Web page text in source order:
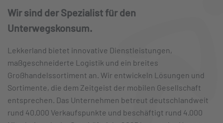
Wir sind der Spezialist für den
Unterwegskonsum.
Lekkerland bietet innovative Dienstleistungen,
maßgeschneiderte Logistik und ein breites
Großhandelssortiment an. Wir entwickeln Lösungen und
Sortimente, die dem Zeitgeist der mobilen Gesellschaft
entsprechen. Das Unternehmen betreut deutschlandweit
rund 40.000 Verkaufspunkte und beschäftigt rund 4.000